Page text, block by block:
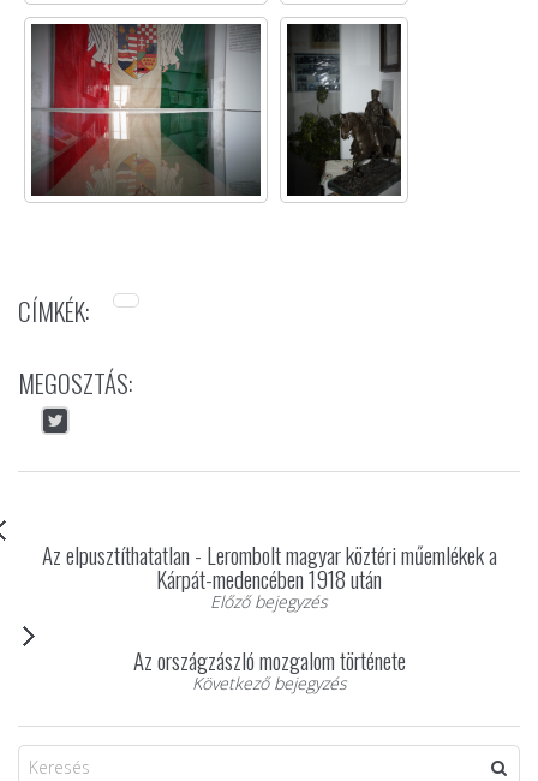
CÍMKÉK:
MEGOSZTÁS:
Az elpusztíthatatlan - Lerombolt magyar köztéri műemlékek a
Kárpát-medencében 1918 után
Előző bejegyzés
Az országzászló mozgalom története
Következő bejegyzés